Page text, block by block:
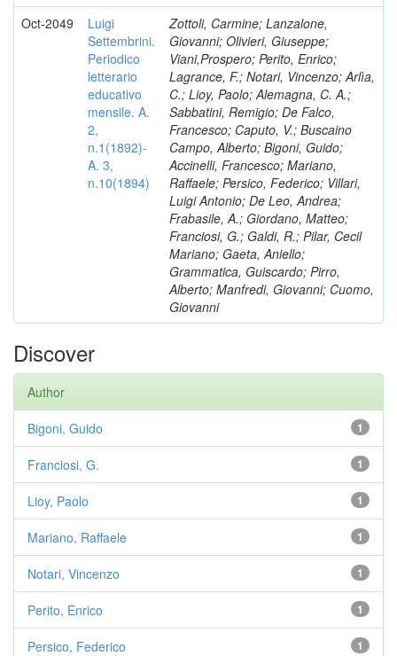
Oct-2049
Luigi
Settembrini.
Periodico
letterario
educativo
mensile. A.
2,
n.1(1892)-
A. 3,
n.10(1894)
Zottoli, Carmine; Lanzalone,
Giovanni; Olivieri, Giuseppe;
Viani,Prospero; Perito, Enrico;
Lagrance, F.; Notari, Vincenzo; Arlìa,
C.; Lioy, Paolo; Alemagna, C. A.;
Sabbatini, Remigio; De Falco,
Francesco; Caputo, V.; Buscaino
Campo, Alberto; Bigoni, Guido;
Accinelli, Francesco; Mariano,
Raffaele; Persico, Federico; Villari,
Luigi Antonio; De Leo, Andrea;
Frabasile, A.; Giordano, Matteo;
Franciosi, G.; Galdi, R.; Pilar, Cecil
Mariano; Gaeta, Aniello;
Grammatica, Guiscardo; Pirro,
Alberto; Manfredi, Giovanni; Cuomo,
Giovanni
Discover
Author
1
Bigoni, Guido
1
Franciosi, G.
1
Lioy, Paolo
1
Mariano, Raffaele
1
Notari, Vincenzo
1
Perito, Enrico
1
Persico, Federico